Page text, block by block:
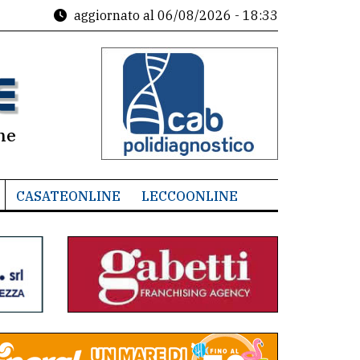
aggiornato al 06/08/2026 - 18:33
CASATEONLINE LECCOONLINE